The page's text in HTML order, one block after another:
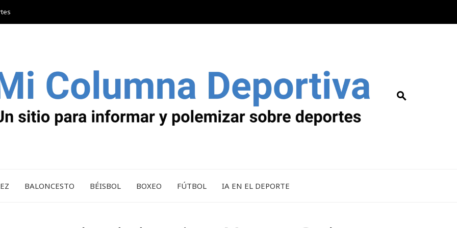
BALONCESTO BÉISBOL BOXEO FÚTBOL IA EN EL DEPORTE